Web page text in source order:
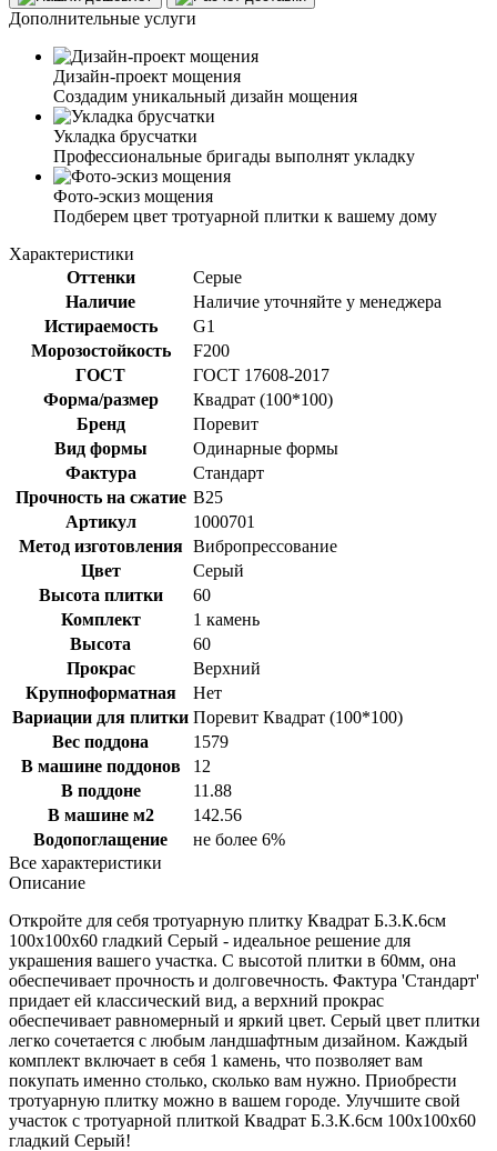
Дополнительные услуги
Дизайн-проект мощения
Создадим уникальный дизайн мощения
Укладка брусчатки
Профессиональные бригады выполнят укладку
Фото-эскиз мощения
Подберем цвет тротуарной плитки к вашему дому
Характеристики
Оттенки
Серые
Наличие
Наличие уточняйте у менеджера
Истираемость
G1
Морозостойкость
F200
ГОСТ
ГОСТ 17608-2017
Форма/размер
Квадрат (100*100)
Бренд
Поревит
Вид формы
Одинарные формы
Фактура
Стандарт
Прочность на сжатие B25
Артикул
1000701
Метод изготовления Вибропрессование
Цвет
Серый
Высота плитки
60
Комплект
1 камень
Высота
60
Прокрас
Верхний
Крупноформатная
Нет
Вариации для плитки Поревит Квадрат (100*100)
Вес поддона
1579
В машине поддонов
12
В поддоне
11.88
В машине м2
142.56
Водопоглащение
не более 6%
Все характеристики
Описание
Откройте для себя тротуарную плитку Квадрат Б.3.К.6см
100х100х60 гладкий Серый - идеальное решение для
украшения вашего участка. С высотой плитки в 60мм, она
обеспечивает прочность и долговечность. Фактура 'Стандарт'
придает ей классический вид, а верхний прокрас
обеспечивает равномерный и яркий цвет. Серый цвет плитки
легко сочетается с любым ландшафтным дизайном. Каждый
комплект включает в себя 1 камень, что позволяет вам
покупать именно столько, сколько вам нужно. Приобрести
тротуарную плитку можно в вашем городе. Улучшите свой
участок с тротуарной плиткой Квадрат Б.3.К.6см 100х100х60
гладкий Серый!